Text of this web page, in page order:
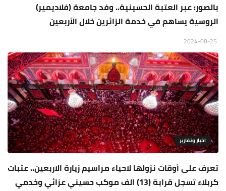
بالصور: عبر العتبة الحسينية.. وفد جامعة (فلاديمير)
الروسية يساهم في خدمة الزائرين خلال الأربعين
اخبار وتقارير
تعرف على أوقات نزولها لاحياء مراسيم زيارة الاربعين.. عتبات
كربلاء تسجل قرابة (13) الف موكب حسيني عزائي وخدمي